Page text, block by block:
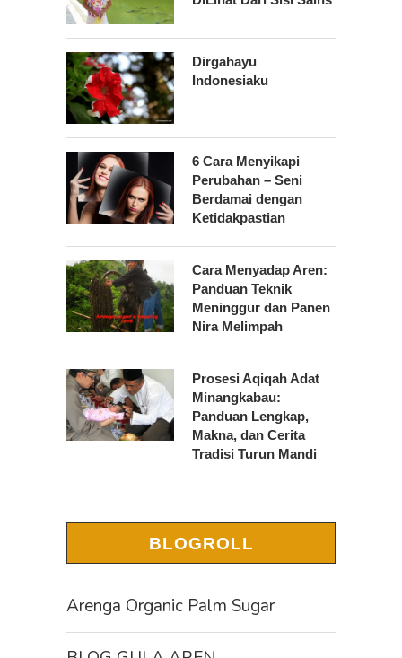
Dirgahayu
Indonesiaku
6 Cara Menyikapi
Perubahan – Seni
Berdamai dengan
Ketidakpastian
Cara Menyadap Aren:
Panduan Teknik
Meninggur dan Panen
Nira Melimpah
Prosesi Aqiqah Adat
Minangkabau:
Panduan Lengkap,
Makna, dan Cerita
Tradisi Turun Mandi
BLOGROLL
Arenga Organic Palm Sugar